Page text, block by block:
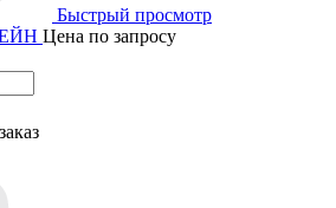
Быстрый просмотр
Цена по запросу